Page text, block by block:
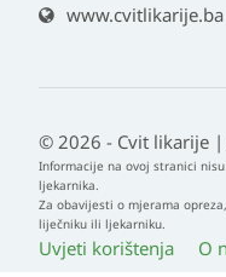
www.cvitlikarije.ba
© 2026 - Cvit likarije
Informacije na ovoj stranici
ljekarnika.
Za obavijesti o mjerama
liječniku ili ljekarniku.
Uvjeti korištenja O